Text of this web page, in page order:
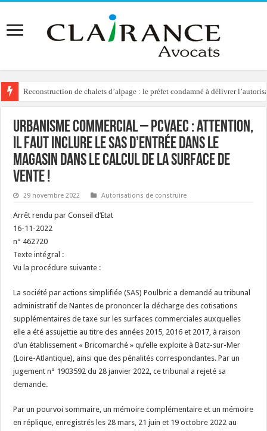
Reconstruction de chalets d’alpage : le préfet condamné à délivrer
Lotissement : l’insertion d’un permis d’aménager entre deux permis
Urbanisme commercial – PCVAEC : attention,
il faut inclure le sas d’entrée dans le
magasin dans le calcul de la surface de
vente !
29 novembre 2022 Autorisations de construire
Arrêt rendu par Conseil d’Etat
16-11-2022
n° 462720
Texte intégral :
Vu la procédure suivante :
La société par actions simplifiée (SAS) Poulbric a demandé au tribunal
administratif de Nantes de prononcer la décharge des cotisations
supplémentaires de taxe sur les surfaces commerciales auxquelles
elle a été assujettie au titre des années 2015, 2016 et 2017, à raison
d’un établissement « Bricomarché » qu’elle exploite à Batz-sur-Mer
(Loire-Atlantique), ainsi que des pénalités correspondantes. Par un
jugement n° 1903592 du 28 janvier 2022, ce tribunal a rejeté sa
demande.
Par un pourvoi sommaire, un mémoire complémentaire et un mémoire
en réplique, enregistrés les 28 mars, 21 juin et 19 octobre 2022 au